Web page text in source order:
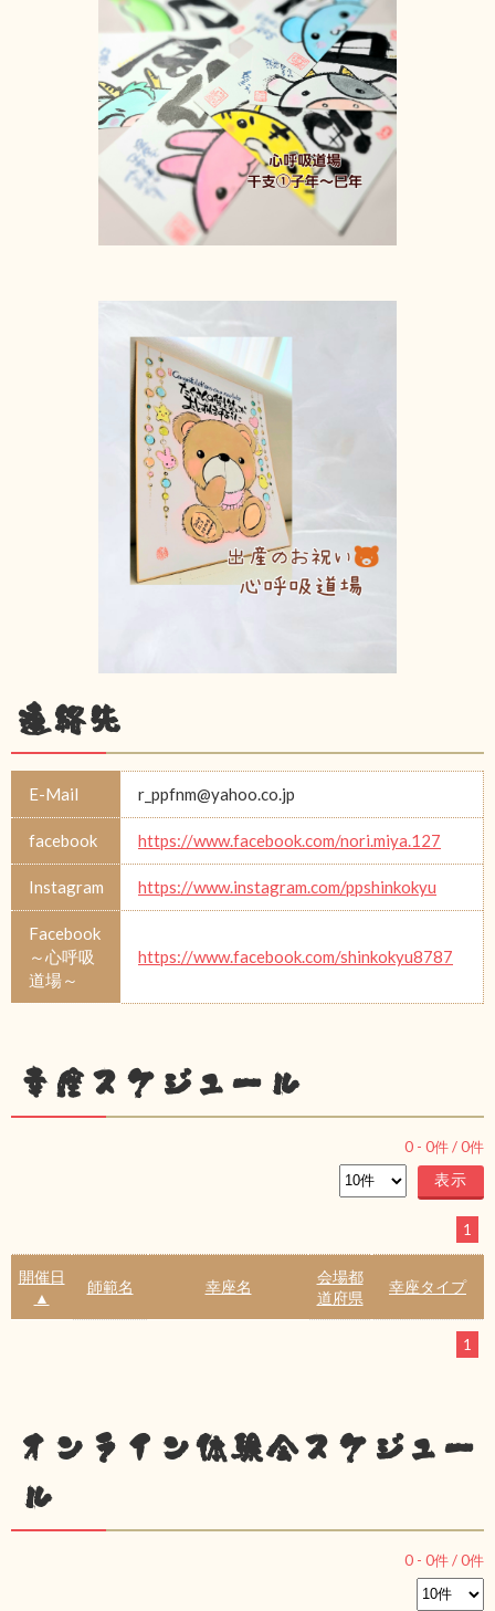
連絡先
E-Mail r_ppfnm@yahoo.co.jp
facebook https://www.facebook.com/nori.miya.127
Instagram https://www.instagram.com/ppshinkokyu
Facebook
～心呼吸
道場～
https://www.facebook.com/shinkokyu8787
幸座スケジュール
0 - 0件 /0件
1
開催日
▲
師範名 幸座名
会場都
道府県
幸座タイプ
1
オンライン体験会スケジュー
ル
0 - 0件 /0件